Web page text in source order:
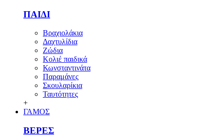
ΠΑΙΔΙ
Βραχιολάκια
Δαχτυλίδια
Ζώδια
Κολιέ παιδικά
Κωνσταντινάτα
Παραμάνες
Σκουλαρίκια
Ταυτότητες
+
ΓΑΜΟΣ
ΒΕΡΕΣ